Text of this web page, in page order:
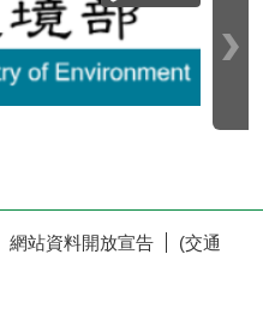
網站資料開放宣告
(交通